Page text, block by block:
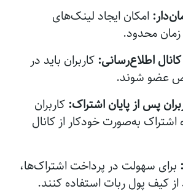
امکان ایجاد لینک‌های
محدود.
اطلاع‌رسانی: کاربران باید در
عضو شوند.
پس از پایان اشتراک: کاربران
اشتراک به‌صورت خودکار از کانال
برای سهولت در پرداخت اشتراک‌ها،
از کیف پول ربات استفاده کنند.